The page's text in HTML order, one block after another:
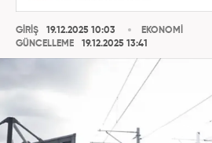
GİRİŞ
19.12.2025 10:03
GÜNCELLEME
19.12.2025 13:41
EKONOMİ